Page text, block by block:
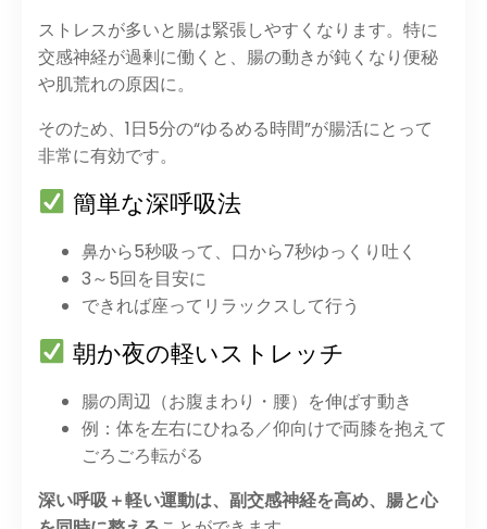
ストレスが多いと腸は緊張しやすくなります。特に
交感神経が過剰に働くと、腸の動きが鈍くなり便秘
や肌荒れの原因に。
そのため、1日5分の“ゆるめる時間”が腸活にとって
非常に有効です。
簡単な深呼吸法
鼻から5秒吸って、口から7秒ゆっくり吐く
3～5回を目安に
できれば座ってリラックスして行う
朝か夜の軽いストレッチ
腸の周辺（お腹まわり・腰）を伸ばす動き
例：体を左右にひねる／仰向けで両膝を抱えて
ごろごろ転がる
深い呼吸＋軽い運動は、副交感神経を高め、腸と心